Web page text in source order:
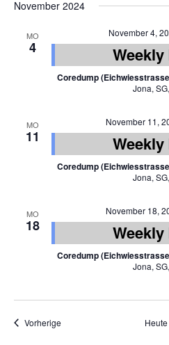
November 2024
MO
4
November 4,
Coredump
Jona,
MO
11
November 11,
Coredump
Jona,
MO
18
November 18,
Coredump
Jona,
VorherigeVeranstaltungen Heute